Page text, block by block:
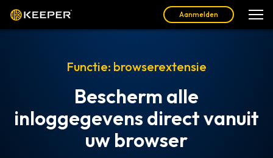
Aanmelden
Functie: browserextensie
Bescherm alle
inloggegevens direct vanuit
uw browser